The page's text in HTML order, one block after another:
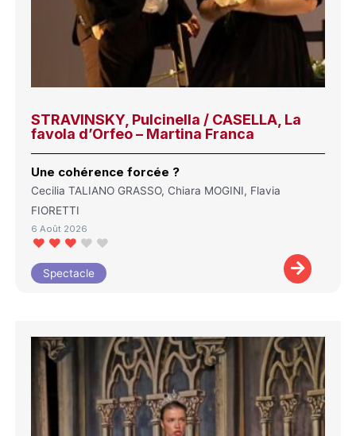
STRAVINSKY, Pulcinella / CASELLA, La
favola d’Orfeo – Martina Franca
Une cohérence forcée ?
Cecilia TALIANO GRASSO, Chiara MOGINI, Flavia
FIORETTI
6 Août 2026
Spectacle